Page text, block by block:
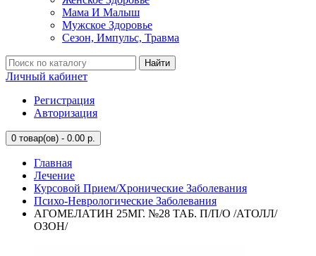
Мама И Малыш
Мужское Здоровье
Сезон, Импульс, Травма
Найти
Личный кабинет
Регистрация
Авторизация
0 товар(ов) - 0.00 р.
Главная
Лечение
Курсовой Прием/Хронические Заболевания
Психо-Неврологические Заболевания
АГОМЕЛАТИН 25МГ. №28 ТАБ. П/П/О /АТОЛЛ/
ОЗОН/